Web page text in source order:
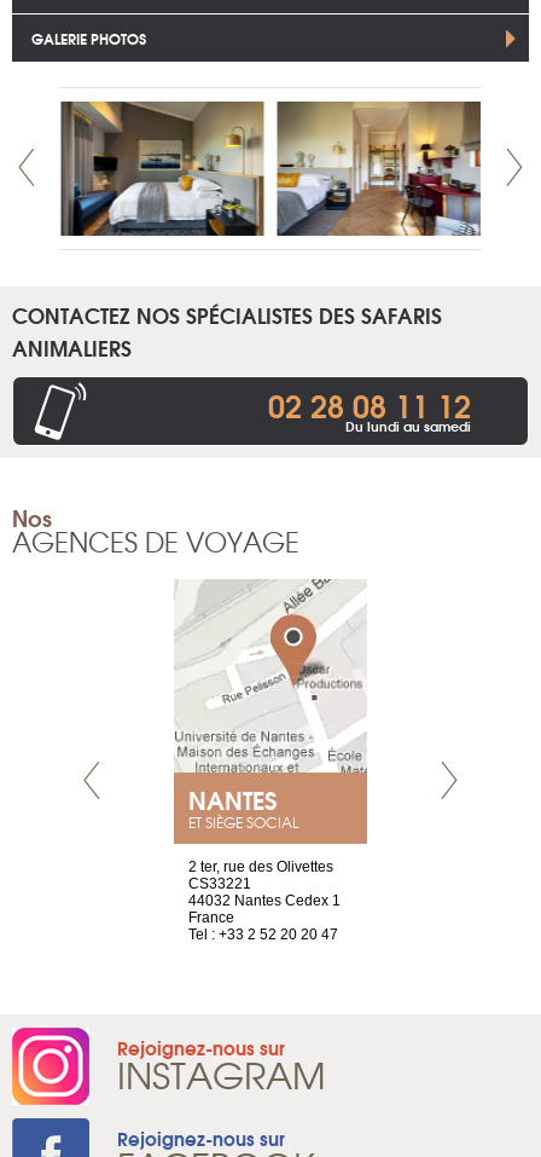
GALERIE PHOTOS
CONTACTEZ NOS SPÉCIALISTES DES SAFARIS
ANIMALIERS
02 28 08 11 12
Du lundi au samedi
Nos
AGENCES DE VOYAGE
NANTES
ET SIÈGE SOCIAL
2 ter, rue des Olivettes
CS33221
44032 Nantes Cedex 1
France
Tel : +33 2 52 20 20 47
Rejoignez-nous sur
INSTAGRAM
Rejoignez-nous sur